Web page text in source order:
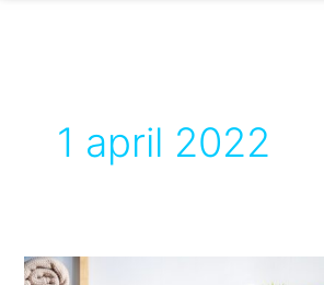
1 april 2022
Een